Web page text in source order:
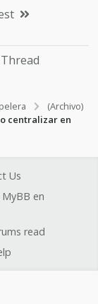
(Archivo)
centralizar en
Us
en
read